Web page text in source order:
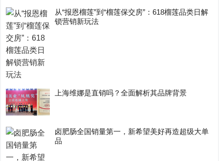
从“报恩榴莲”到“榴莲保交房”：618榴莲品类日解
锁营销新玩法
上海维娜是直销吗？全面解析其品牌背景
卤肥肠全国销量第一，新希望美好再造超级大单
品